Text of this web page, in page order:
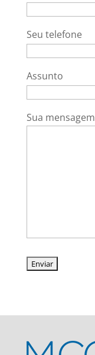
Seu telefone
Assunto
Sua mensagem